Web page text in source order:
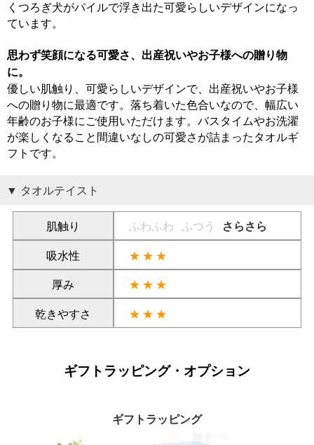
くつろぎ犬がパイルで浮き出た可愛らしいデザインになっ
ています。
思わず笑顔になる可愛さ、出産祝いやお子様への贈り物
に。
優しい肌触り、可愛らしいデザインで、出産祝いやお子様
への贈り物に最適です。落ち着いた色合いなので、幅広い
年齢のお子様にご使用いただけます。バスタイムやお洗濯
が楽しくなること間違いなしの可愛さが詰まったタオルギ
フトです。
タオルテイスト
肌触り ふわふわ ふつう さらさら
吸水性
★★★
厚み
★★★
乾きやすさ
★★★
ギフトラッピング・オプション
ギフトラッピング